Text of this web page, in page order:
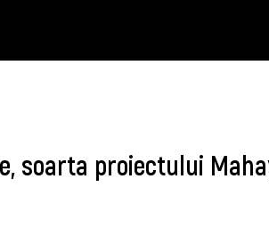
soarta proiectului